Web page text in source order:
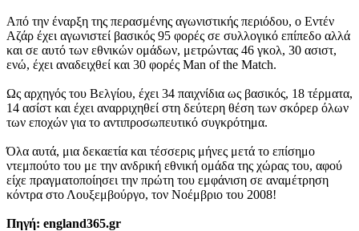
Από την έναρξη της περασμένης αγωνιστικής περιόδου, ο Εντέν
Αζάρ έχει αγωνιστεί βασικός 95 φορές σε συλλογικό επίπεδο αλλά
και σε αυτό των εθνικών ομάδων, μετρώντας 46 γκολ, 30 ασιστ,
ενώ, έχει αναδειχθεί και 30 φορές Man of the Match.
Ως αρχηγός του Βελγίου, έχει 34 παιχνίδια ως βασικός, 18 τέρματα,
14 ασίστ και έχει αναρριχηθεί στη δεύτερη θέση των σκόρερ όλων
των εποχών για το αντιπροσωπευτικό συγκρότημα.
Όλα αυτά, μια δεκαετία και τέσσερις μήνες μετά το επίσημο
ντεμπούτο του με την ανδρική εθνική ομάδα της χώρας του, αφού
είχε πραγματοποίησει την πρώτη του εμφάνιση σε αναμέτρηση
κόντρα στο Λουξεμβούργο, τον Νοέμβριο του 2008!
Πηγή: england365.gr